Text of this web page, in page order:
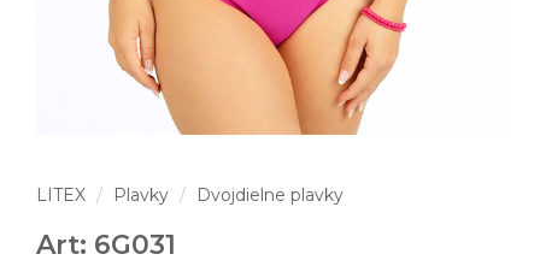
LITEX Plavky Dvojdielne plavky
Art: 6G031